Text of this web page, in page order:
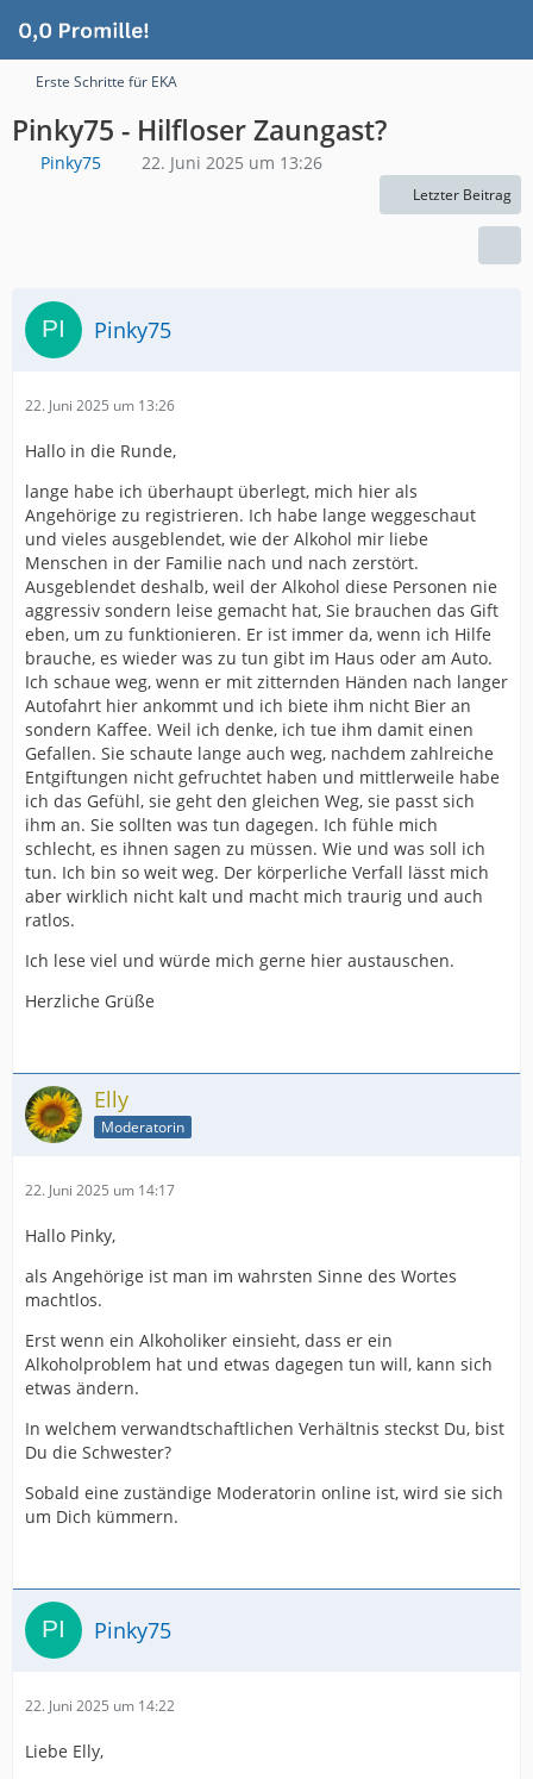
Erste Schritte für EKA
Pinky75 - Hilfloser Zaungast?
Pinky75 22. Juni 2025 um 13:26
Letzter Beitrag
Pinky75
22. Juni 2025 um 13:26
Hallo in die Runde,
lange habe ich überhaupt überlegt, mich hier als
Angehörige zu registrieren. Ich habe lange weggeschaut
und vieles ausgeblendet, wie der Alkohol mir liebe
Menschen in der Familie nach und nach zerstört.
Ausgeblendet deshalb, weil der Alkohol diese Personen nie
aggressiv sondern leise gemacht hat, Sie brauchen das Gift
eben, um zu funktionieren. Er ist immer da, wenn ich Hilfe
brauche, es wieder was zu tun gibt im Haus oder am Auto.
Ich schaue weg, wenn er mit zitternden Händen nach langer
Autofahrt hier ankommt und ich biete ihm nicht Bier an
sondern Kaffee. Weil ich denke, ich tue ihm damit einen
Gefallen. Sie schaute lange auch weg, nachdem zahlreiche
Entgiftungen nicht gefruchtet haben und mittlerweile habe
ich das Gefühl, sie geht den gleichen Weg, sie passt sich
ihm an. Sie sollten was tun dagegen. Ich fühle mich
schlecht, es ihnen sagen zu müssen. Wie und was soll ich
tun. Ich bin so weit weg. Der körperliche Verfall lässt mich
aber wirklich nicht kalt und macht mich traurig und auch
ratlos.
Ich lese viel und würde mich gerne hier austauschen.
Herzliche Grüße
Elly
Moderatorin
22. Juni 2025 um 14:17
Hallo Pinky,
als Angehörige ist man im wahrsten Sinne des Wortes
machtlos.
Erst wenn ein Alkoholiker einsieht, dass er ein
Alkoholproblem hat und etwas dagegen tun will, kann sich
etwas ändern.
In welchem verwandtschaftlichen Verhältnis steckst Du, bist
Du die Schwester?
Sobald eine zuständige Moderatorin online ist, wird sie sich
um Dich kümmern.
Pinky75
22. Juni 2025 um 14:22
Liebe Elly,